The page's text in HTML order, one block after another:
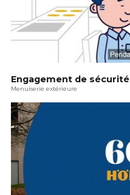
Engagement de sécurité
Menuiserie extérieure